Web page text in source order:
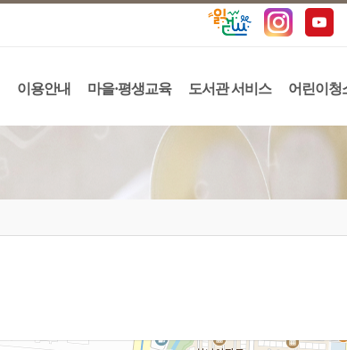
이용안내 마을·평생교육 도서관 서비스 어린이청